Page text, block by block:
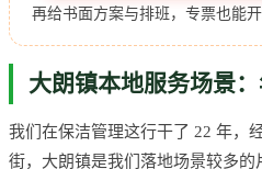
再给书面方案与排班，专票也能开
大朗镇本地服务场景
我们在保洁管理这行干了 22 年，
街，大朗镇是我们落地场景较多